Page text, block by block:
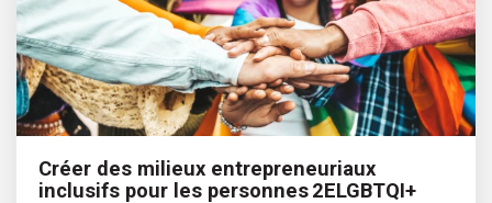
Créer des milieux entrepreneuriaux
inclusifs pour les personnes 2ELGBTQI+